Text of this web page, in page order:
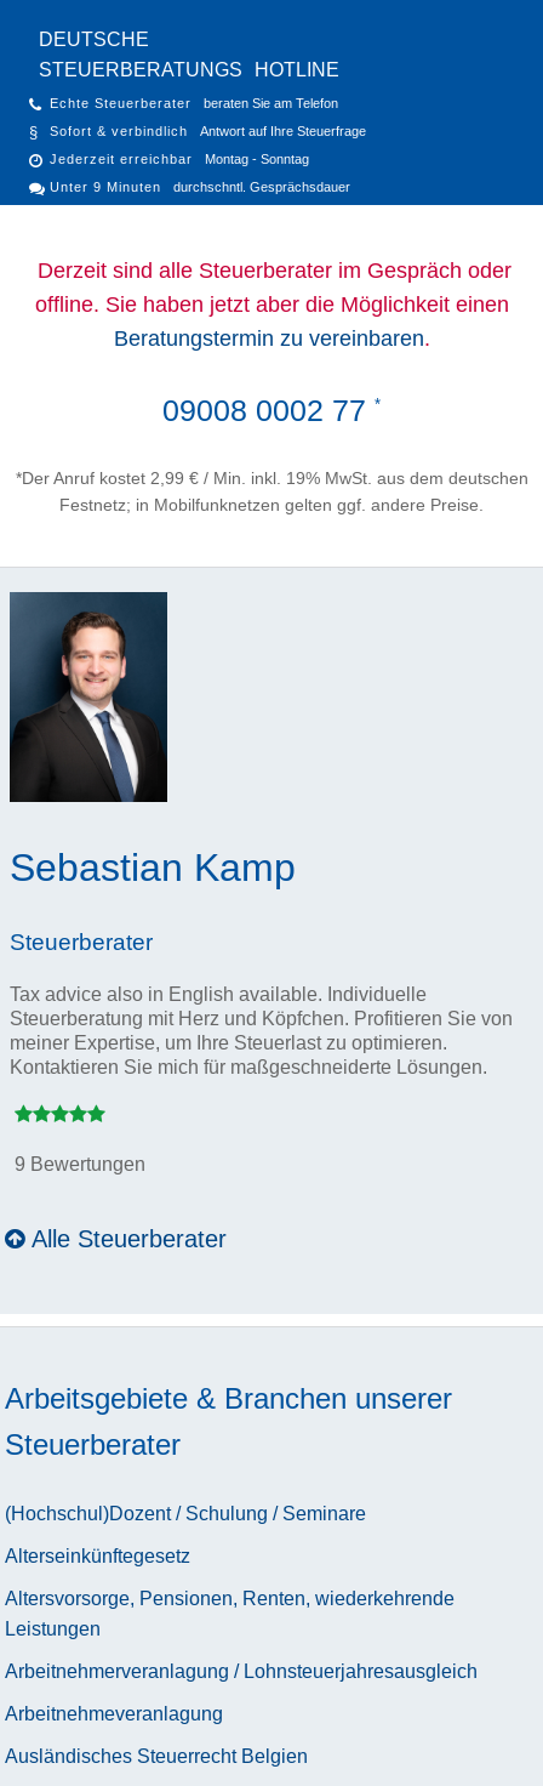
DEUTSCHE
STEUERBERATUNGS
HOTLINE
Echte Steuerberater
beraten Sie am Telefon
Sofort & verbindlich
Antwort auf Ihre Steuerfrage
Jederzeit erreichbar
Montag - Sonntag
Unter 9 Minuten
durchschntl. Gesprächsdauer
Derzeit sind alle Steuerberater im Gespräch oder
offline. Sie haben jetzt aber die Möglichkeit einen
Beratungstermin zu vereinbaren.
09008 0002 77 *
*Der Anruf kostet 2,99 € / Min. inkl. 19% MwSt. aus dem deutschen
Festnetz; in Mobilfunknetzen gelten ggf. andere Preise.
Sebastian Kamp
Steuerberater
Tax advice also in English available. Individuelle
Steuerberatung mit Herz und Köpfchen. Profitieren Sie von
meiner Expertise, um Ihre Steuerlast zu optimieren.
Kontaktieren Sie mich für maßgeschneiderte Lösungen.
9 Bewertungen
Alle Steuerberater
Arbeitsgebiete & Branchen unserer
Steuerberater
(Hochschul)Dozent / Schulung / Seminare
Alterseinkünftegesetz
Altersvorsorge, Pensionen, Renten, wiederkehrende
Leistungen
Arbeitnehmerveranlagung / Lohnsteuerjahresausgleich
Arbeitnehmeveranlagung
Ausländisches Steuerrecht Belgien